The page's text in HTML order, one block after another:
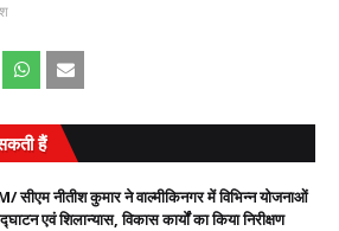
हैं
सीएम नीतीश कुमार ने वाल्मीकिनगर में विभिन्न योजनाओं
एवं शिलान्यास, विकास कार्यों का किया निरीक्षण